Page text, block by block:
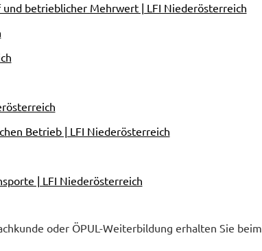
betrieblicher Mehrwert | LFI Niederösterreich
Betrieb | LFI Niederösterreich
| LFI Niederösterreich
oder ÖPUL-Weiterbildung erhalten Sie beim